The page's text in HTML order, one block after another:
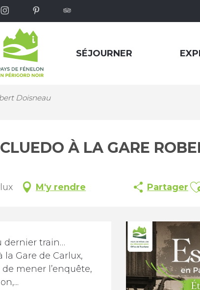
SÉJOURNER
Doisneau
À LA GARE
M'y rendre Partager
dernier train…
Gare de Carlux,
mener l’enquête,